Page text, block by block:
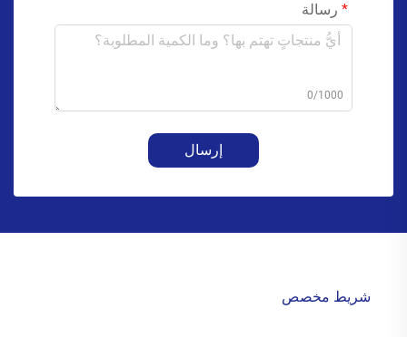
رسالة
0/1000
إرسال
شريط مخصص